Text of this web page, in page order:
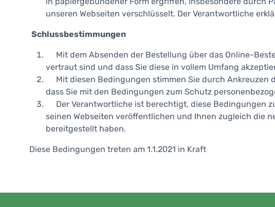
unseren Webseiten verschlüsselt. Der Verantwortliche
Schlussbestimmungen
Mit dem Absenden der Bestellung über das Online-
vertraut sind und dass Sie diese in vollem Umfang
Mit diesen Bedingungen stimmen Sie durch Ankreuzen
dass Sie mit den Bedingungen zum Schutz
Der Verantwortliche ist berechtigt, diese Bedingungen
seinen Webseiten veröffentlichen und Ihnen zugleich die
bereitgestellt haben.
Diese Bedingungen treten am 1.1.2021 in Kraft